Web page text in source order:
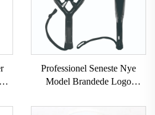
Professionel Seneste Nye
Model Brandede Logo
Padelketsje